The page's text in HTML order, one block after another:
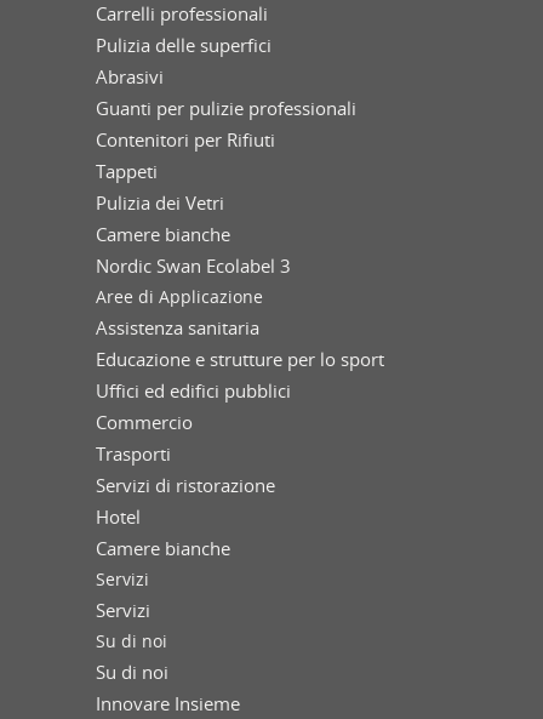
Carrelli professionali
Pulizia delle superfici
Abrasivi
Guanti per pulizie professionali
Contenitori per Rifiuti
Tappeti
Pulizia dei Vetri
Camere bianche
Nordic Swan Ecolabel 3
Aree di Applicazione
Assistenza sanitaria
Educazione e strutture per lo sport
Uffici ed edifici pubblici
Commercio
Trasporti
Servizi di ristorazione
Hotel
Camere bianche
Servizi
Servizi
Su di noi
Su di noi
Innovare Insieme